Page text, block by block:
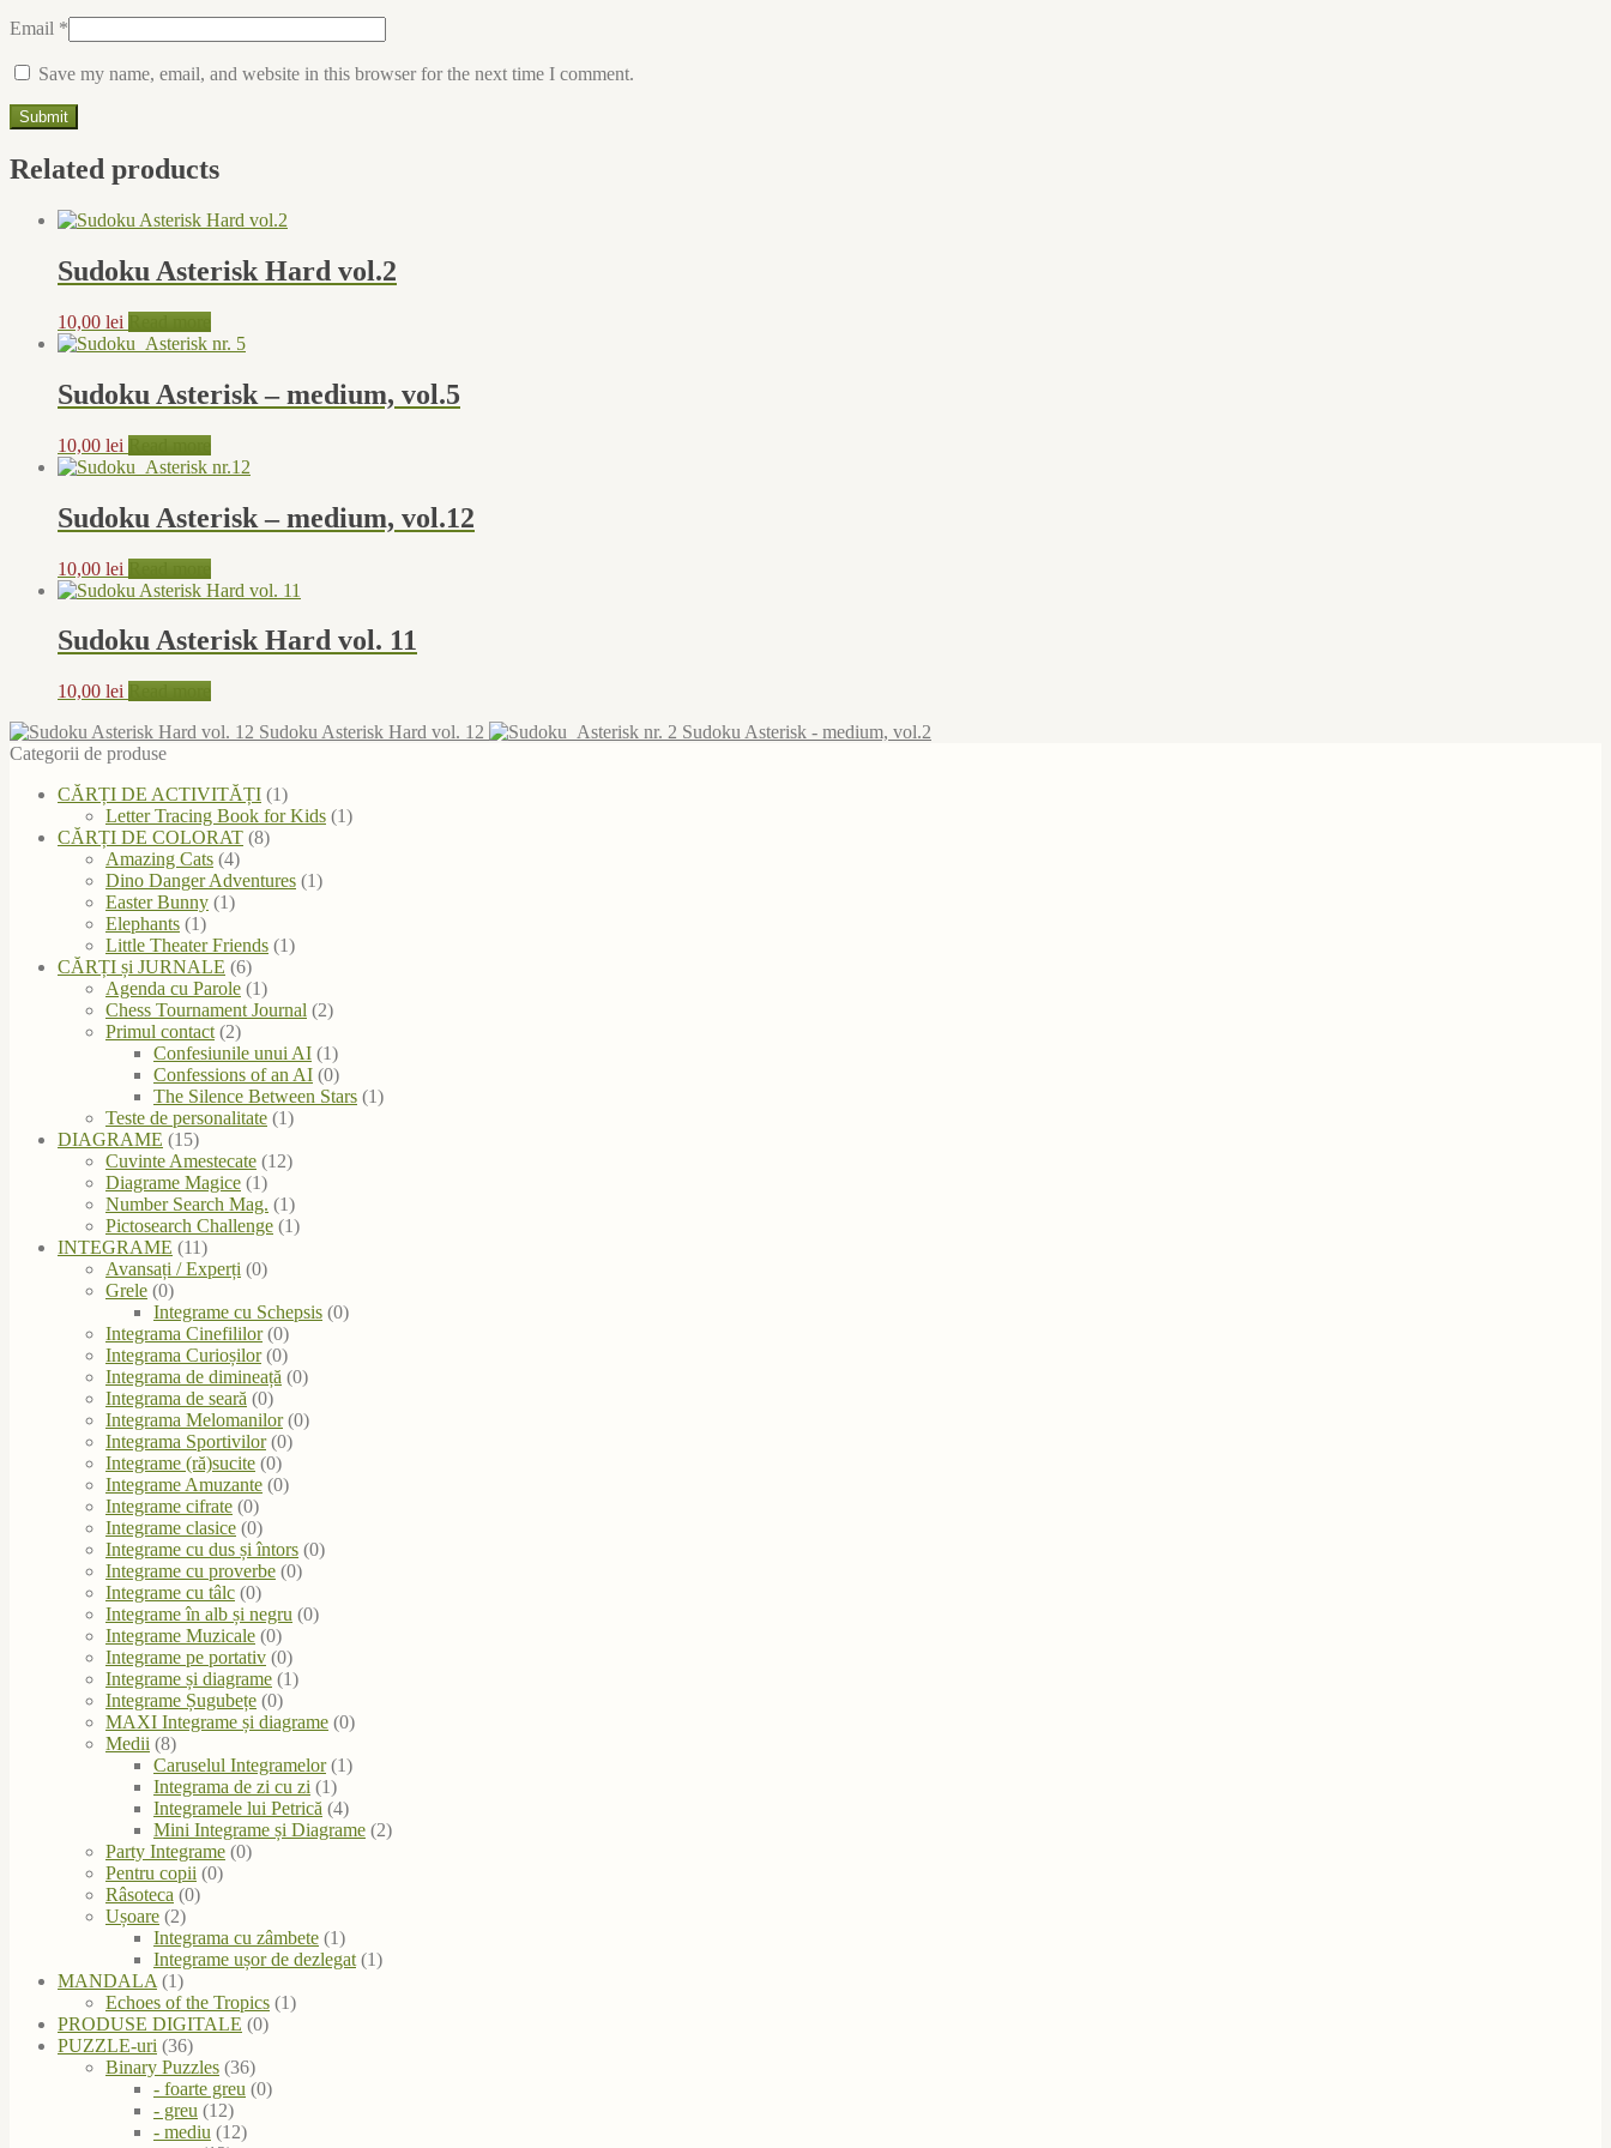
Email *
Save my name, email, and website in this browser for the next time I comment.
Related products
Sudoku Asterisk Hard vol.2
10,00 lei
Sudoku Asterisk – medium, vol.5
10,00 lei
Sudoku Asterisk – medium, vol.12
10,00 lei
Sudoku Asterisk Hard vol. 11
10,00 lei
Sudoku Asterisk Hard vol. 12
Sudoku Asterisk - medium, vol.2
Categorii de produse
CĂRȚI DE ACTIVITĂȚI (1)
Letter Tracing Book for Kids (1)
CĂRȚI DE COLORAT (8)
Amazing Cats (4)
Dino Danger Adventures (1)
Easter Bunny (1)
Elephants (1)
Little Theater Friends (1)
CĂRȚI și JURNALE (6)
Agenda cu Parole (1)
Chess Tournament Journal (2)
Primul contact (2)
Confesiunile unui AI (1)
Confessions of an AI (0)
The Silence Between Stars (1)
Teste de personalitate (1)
DIAGRAME (15)
Cuvinte Amestecate (12)
Diagrame Magice (1)
Number Search Mag. (1)
Pictosearch Challenge (1)
INTEGRAME (11)
Avansați / Experți (0)
Grele (0)
Integrame cu Schepsis (0)
Integrama Cinefililor (0)
Integrama Curioșilor (0)
Integrama de dimineață (0)
Integrama de seară (0)
Integrama Melomanilor (0)
Integrama Sportivilor (0)
Integrame (ră)sucite (0)
Integrame Amuzante (0)
Integrame cifrate (0)
Integrame clasice (0)
Integrame cu dus și întors (0)
Integrame cu proverbe (0)
Integrame cu tâlc (0)
Integrame în alb și negru (0)
Integrame Muzicale (0)
Integrame pe portativ (0)
Integrame și diagrame (1)
Integrame Șugubețe (0)
MAXI Integrame și diagrame (0)
Medii (8)
Caruselul Integramelor (1)
Integrama de zi cu zi (1)
Integramele lui Petrică (4)
Mini Integrame și Diagrame (2)
Party Integrame (0)
Pentru copii (0)
Râsoteca (0)
Ușoare (2)
Integrama cu zâmbete (1)
Integrame ușor de dezlegat (1)
MANDALA (1)
Echoes of the Tropics (1)
PRODUSE DIGITALE (0)
PUZZLE-uri (36)
Binary Puzzles (36)
- foarte greu (0)
- greu (12)
- mediu (12)